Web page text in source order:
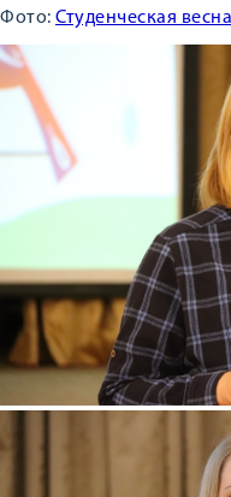
Фото: Студенческая